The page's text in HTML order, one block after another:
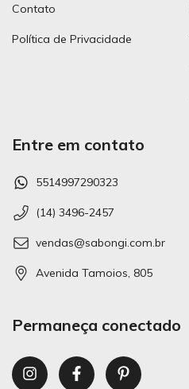
Contato
Política de Privacidade
Entre em contato
5514997290323
(14) 3496-2457
vendas@sabongi.com.br
Avenida Tamoios, 805
Permaneça conectado